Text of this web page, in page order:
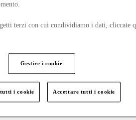
terzi con cui condividiamo i dati, cliccate
Gestire i cookie
i cookie Accettare tutti i cookie